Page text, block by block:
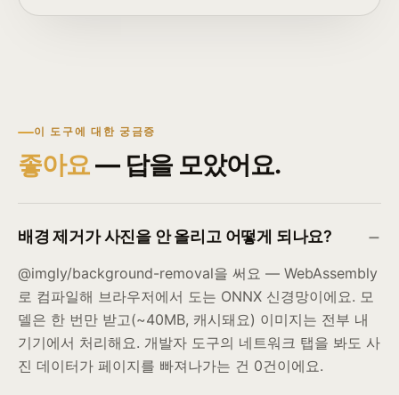
이 도구에 대한 궁금증
좋아요— 답을 모았어요.
배경 제거가 사진을 안 올리고 어떻게 되나요?
@imgly/background-removal을 써요 — WebAssembly
로 컴파일해 브라우저에서 도는 ONNX 신경망이에요. 모
델은 한 번만 받고(~40MB, 캐시돼요) 이미지는 전부 내
기기에서 처리해요. 개발자 도구의 네트워크 탭을 봐도 사
진 데이터가 페이지를 빠져나가는 건 0건이에요.